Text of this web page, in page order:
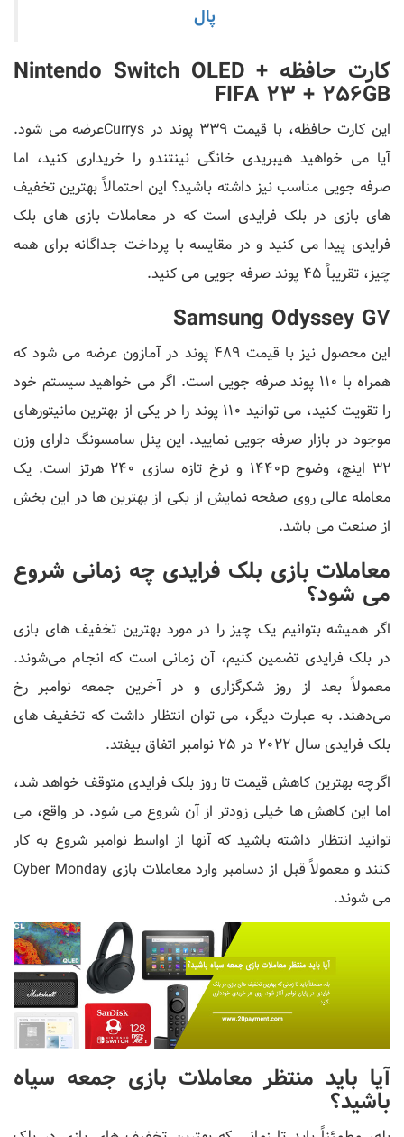
پال
کارت حافظه Nintendo Switch OLED +
FIFA 23 + 256GB
این کارت حافظه، با قیمت 339 پوند در Currysعرضه می شود.
آیا می خواهید هیبریدی خانگی نینتندو را خریداری کنید، اما
صرفه جویی مناسب نیز داشته باشید؟ این احتمالاً بهترین تخفیف
های بازی در بلک فرایدی است که در معاملات بازی های بلک
فرایدی پیدا می کنید و در مقایسه با پرداخت جداگانه برای همه
چیز، تقریباً 45 پوند صرفه جویی می کنید.
Samsung Odyssey G7
این محصول نیز با قیمت 489 پوند در آمازون عرضه می شود که
همراه با 110 پوند صرفه جویی است. اگر می خواهید سیستم خود
را تقویت کنید، می توانید 110 پوند را در یکی از بهترین مانیتورهای
موجود در بازار صرفه جویی نمایید. این پنل سامسونگ دارای وزن
32 اینچ، وضوح 1440p و نرخ تازه سازی 240 هرتز است. یک
معامله عالی روی صفحه نمایش از یکی از بهترین ها در این بخش
از صنعت می باشد.
معاملات بازی بلک فرایدی چه زمانی شروع
می شود؟
اگر همیشه بتوانیم یک چیز را در مورد بهترین تخفیف های بازی
در بلک فرایدی تضمین کنیم، آن زمانی است که انجام می‌شوند.
معمولاً بعد از روز شکرگزاری و در آخرین جمعه نوامبر رخ
می‌دهند. به عبارت دیگر، می توان انتظار داشت که تخفیف های
بلک فرایدی سال 2022 در 25 نوامبر اتفاق بیفتد.
اگرچه بهترین کاهش قیمت تا روز بلک فرایدی متوقف خواهد شد،
اما این کاهش ها خیلی زودتر از آن شروع می شود. در واقع، می
توانید انتظار داشته باشید که آنها از اواسط نوامبر شروع به کار
کنند و معمولاً قبل از دسامبر وارد معاملات بازی Cyber Monday
می شوند.
آیا باید منتظر معاملات بازی جمعه سیاه
باشید؟